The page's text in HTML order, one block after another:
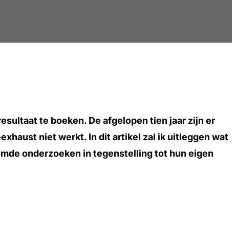
te boeken. De afgelopen tien jaar zijn er
niet werkt. In dit artikel zal ik uitleggen wat
onderzoeken in tegenstelling tot hun eigen